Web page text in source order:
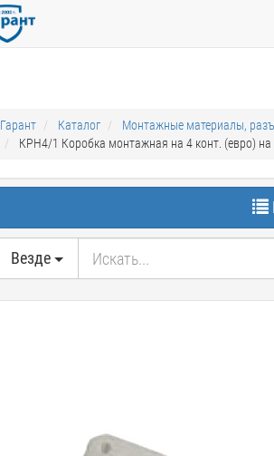
Гарант Каталог
Монтажные материалы,
КРН4/1 Коробка монтажная на 4 конт. (евро) на
Везде